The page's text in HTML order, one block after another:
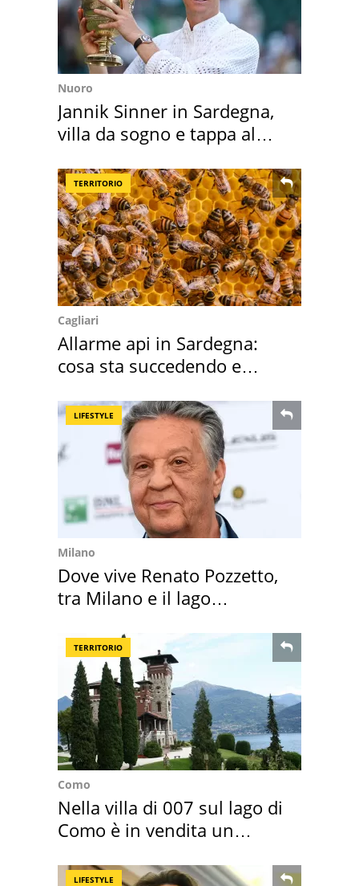
Nuoro
Jannik Sinner in Sardegna,
villa da sogno e tappa al
TERRITORIO
Cagliari
Allarme api in Sardegna:
cosa sta succedendo e
LIFESTYLE
Milano
Dove vive Renato Pozzetto,
tra Milano e il lago
TERRITORIO
Como
Nella villa di 007 sul lago di
Como è in vendita un
LIFESTYLE